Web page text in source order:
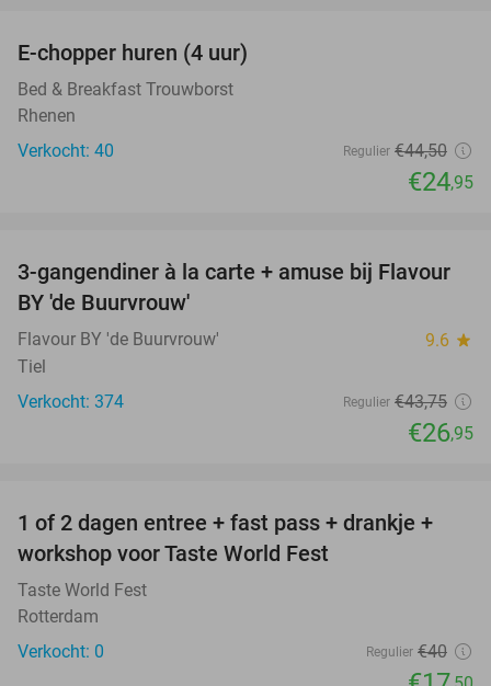
E-chopper huren (4 uur)
Bed & Breakfast Trouwborst
Rhenen
Verkocht: 40
Regulier €44,50
€24,95
38%
3-gangendiner à la carte + amuse bij Flavour
BY 'de Buurvrouw'
Flavour BY 'de Buurvrouw' 9.6 star
Tiel
Verkocht: 374
Regulier €43,75
€26,95
56%
TODAY
1 of 2 dagen entree + fast pass + drankje +
workshop voor Taste World Fest
Taste World Fest
Rotterdam
Verkocht: 0
Regulier €40